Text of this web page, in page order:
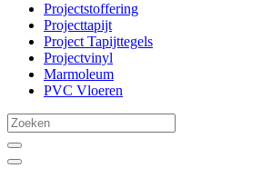
Projectstoffering
Projecttapijt
Project Tapijttegels
Projectvinyl
Marmoleum
PVC Vloeren